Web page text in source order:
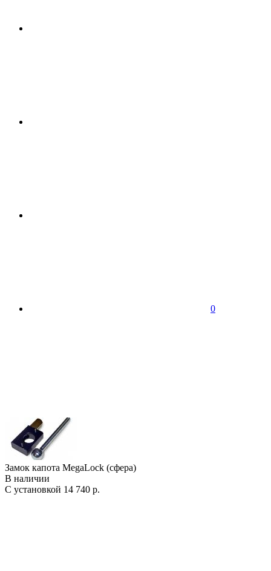
0
Замок капота MegaLock (сфера)
В наличии
С установкой 14 740 р.